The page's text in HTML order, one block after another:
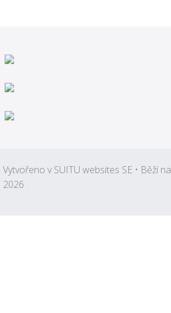
Vytvořeno v SUITU websites SE• Běží na
2026